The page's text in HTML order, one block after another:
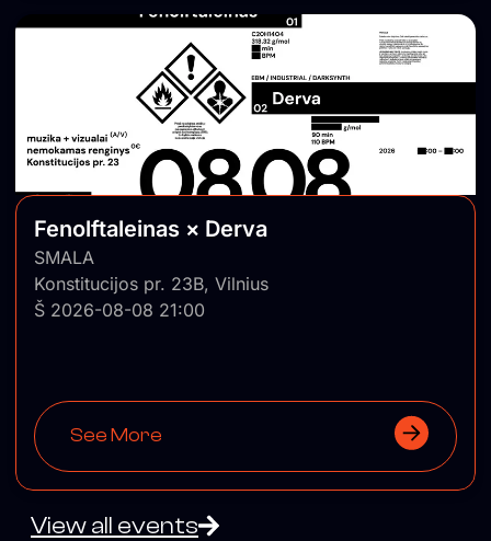
Fenolftaleinas × Derva
SMALA
Konstitucijos pr. 23B, Vilnius
Š 2026-08-08 21:00
See More
View all events